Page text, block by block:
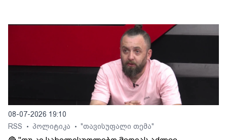
08-07-2026 19:10
RSS
• პოლიტიკა • "თავისუფალი თემა"